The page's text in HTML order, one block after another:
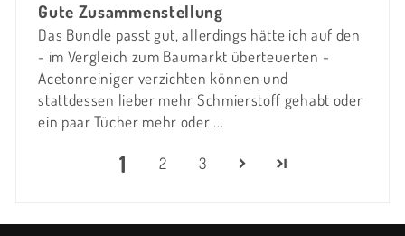
Gute Zusammenstellung
Das Bundle passt gut, allerdings hätte ich auf den
- im Vergleich zum Baumarkt überteuerten -
Acetonreiniger verzichten können und
stattdessen lieber mehr Schmierstoff gehabt oder
ein paar Tücher mehr oder ...
1 2 3